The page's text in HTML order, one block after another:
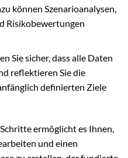
können Szenarioanalysen,
Risikobewertungen
Sie sicher, dass alle Daten
reflektieren Sie die
definierten Ziele
ermöglicht es Ihnen,
und einen